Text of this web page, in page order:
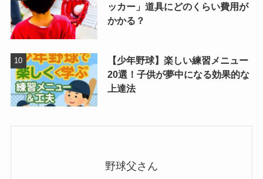
ッカー」道具にどのくらい費用が
かかる？
【少年野球】楽しい練習メニュー
20選！子供が夢中になる効果的な
上達法
野球父さん